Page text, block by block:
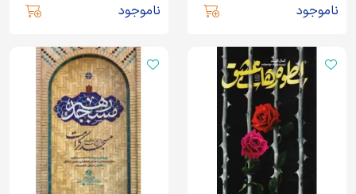
ناموجود ناموجود